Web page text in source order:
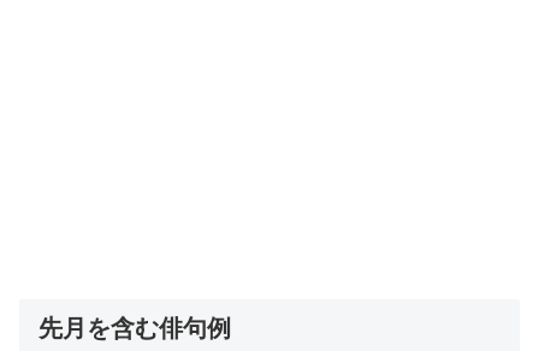
先月を含む俳句例